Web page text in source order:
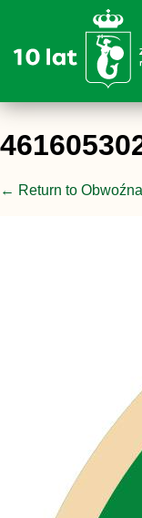
← Return to